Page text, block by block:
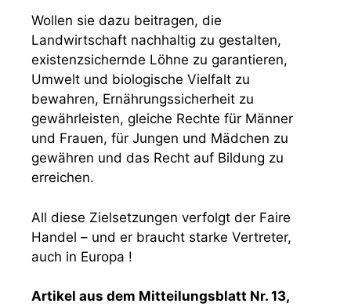
Wollen sie dazu beitragen, die
Landwirtschaft nachhaltig zu gestalten,
existenzsichernde Löhne zu garantieren,
Umwelt und biologische Vielfalt zu
bewahren, Ernährungssicherheit zu
gewährleisten, gleiche Rechte für Männer
und Frauen, für Jungen und Mädchen zu
gewähren und das Recht auf Bildung zu
erreichen.
All diese Zielsetzungen verfolgt der Faire
Handel – und er braucht starke Vertreter,
auch in Europa !
Artikel aus dem Mitteilungsblatt Nr. 13,